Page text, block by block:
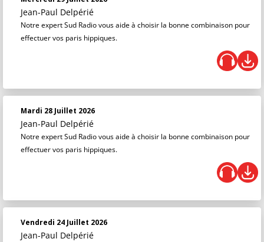
Jean-Paul Delpérié
Notre expert Sud Radio vous aide à choisir la bonne combinaison pour
effectuer vos paris hippiques.
Mardi 28 Juillet 2026
Jean-Paul Delpérié
Notre expert Sud Radio vous aide à choisir la bonne combinaison pour
effectuer vos paris hippiques.
Vendredi 24 Juillet 2026
Jean-Paul Delpérié